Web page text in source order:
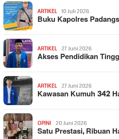
ARTIKEL 10 Juli 2026
Buku Kapolres
ARTIKEL 27 Juni 2026
Akses Pendidikan
ARTIKEL 27 Juni 2026
Kawasan Kumuh 342
OPINI 20 Juni 2026
Satu Prestasi, Ribuan